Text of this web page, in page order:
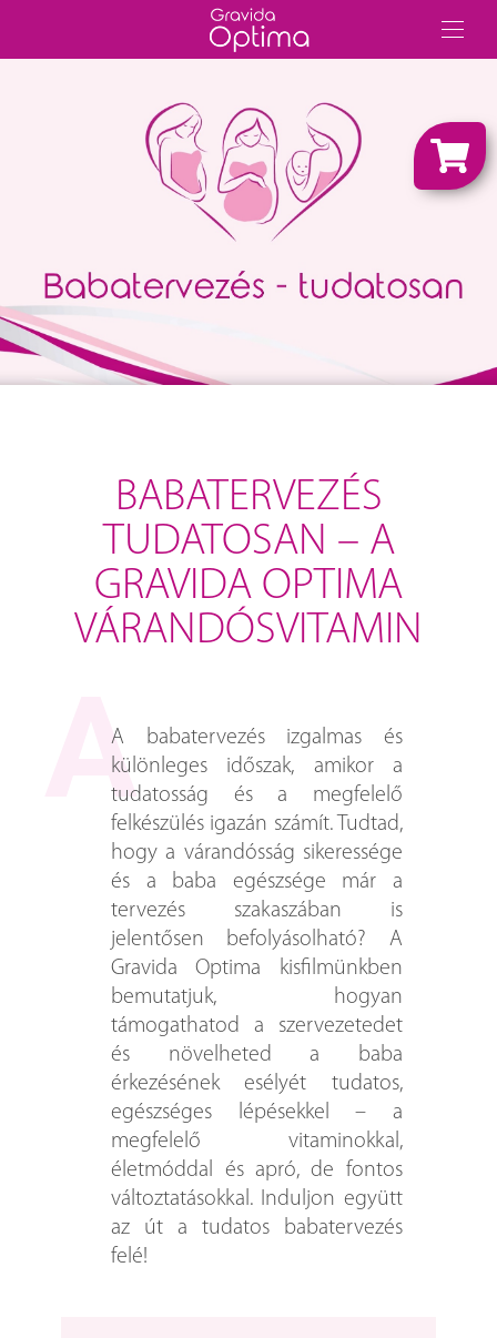
BABATERVEZÉS
TUDATOSAN – A
GRAVIDA OPTIMA
VÁRANDÓSVITAMIN
A babatervezés izgalmas és
különleges időszak, amikor a
tudatosság és a megfelelő
felkészülés igazán számít. Tudtad,
hogy a várandósság sikeressége
és a baba egészsége már a
tervezés szakaszában is
jelentősen befolyásolható? A
Gravida Optima kisfilmünkben
bemutatjuk, hogyan
támogathatod a szervezetedet
és növelheted a baba
érkezésének esélyét tudatos,
egészséges lépésekkel – a
megfelelő vitaminokkal,
életmóddal és apró, de fontos
változtatásokkal. Induljon együtt
az út a tudatos babatervezés
felé!